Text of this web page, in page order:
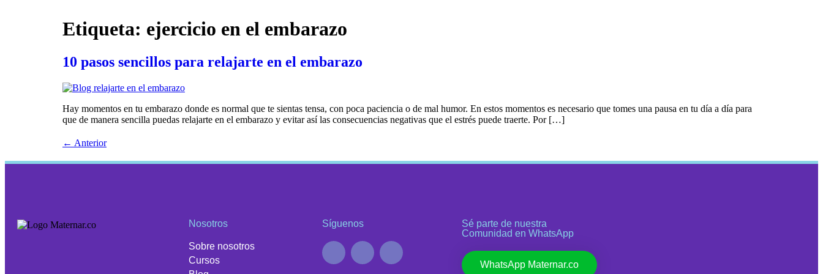
Etiqueta: ejercicio en el embarazo
10 pasos sencillos para relajarte en el embarazo
Hay momentos en tu embarazo donde es normal que te sientas tensa, con poca paciencia o de mal humor. En estos momentos es necesario que tomes una pausa en tu día a día para
que de manera sencilla puedas relajarte en el embarazo y evitar así las consecuencias negativas que el estrés puede traerte. Por […]
← Anterior
Nosotros
Sobre nosotros
Cursos
Síguenos
Sé parte de nuestra
Comunidad en WhatsApp
WhatsApp Maternar.co